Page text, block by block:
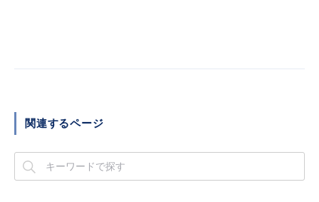
関連するページ